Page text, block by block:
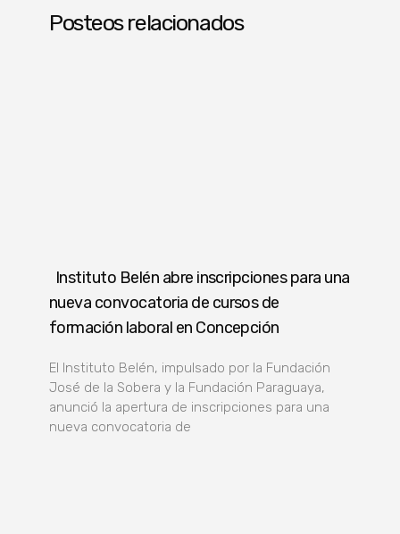
Posteos relacionados
Instituto Belén abre inscripciones para una
nueva convocatoria de cursos de
formación laboral en Concepción
El Instituto Belén, impulsado por la Fundación
José de la Sobera y la Fundación Paraguaya,
anunció la apertura de inscripciones para una
nueva convocatoria de